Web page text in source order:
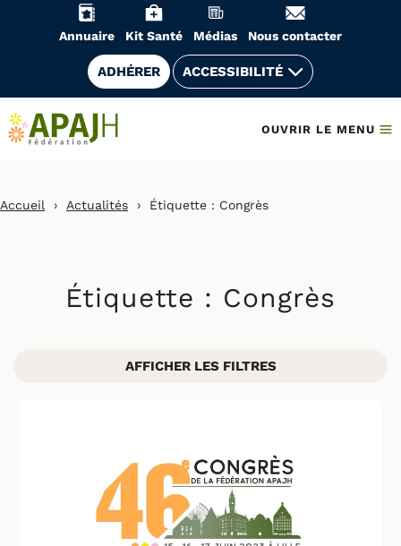
Annuaire Kit Santé Médias Nous contacter
ADHÉRER ACCESSIBILITÉ
OUVRIR LE MENU
Accueil › Actualités › Étiquette : Congrès
Étiquette : Congrès
AFFICHER LES FILTRES